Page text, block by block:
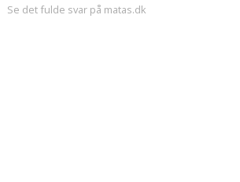
Se det fulde svar på matas.dk